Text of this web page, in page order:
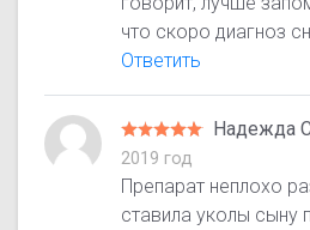
что скоро диагноз
Ответить
Надежда
2019 год
Препарат неплохо
ставила уколы сыну